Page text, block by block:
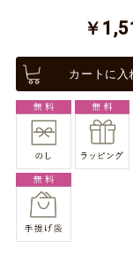
￥
カートに入